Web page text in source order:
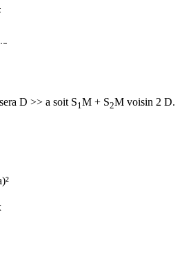
D >> a soit S1 M + S2M voisin 2 D.